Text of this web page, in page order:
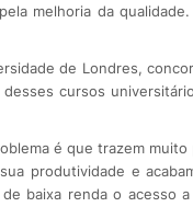
melhoria da
de Londres,
cursos
é que trazem
produtividade e
baixa renda o acesso